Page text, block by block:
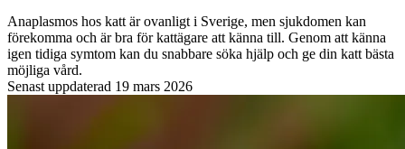
Anaplasmos hos katt är ovanligt i Sverige, men sjukdomen kan
förekomma och är bra för kattägare att känna till. Genom att känna
igen tidiga symtom kan du snabbare söka hjälp och ge din katt bästa
möjliga vård.
Senast uppdaterad 19 mars 2026